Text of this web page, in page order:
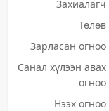
Захиалагч
Төлөв
Зарласан огноо
Санал хүлээн авах
огноо
Нээх огноо